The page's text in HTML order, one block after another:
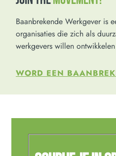
Baanbrekende Werkgever is
organisaties die zich als
werkgevers willen
WORD EEN